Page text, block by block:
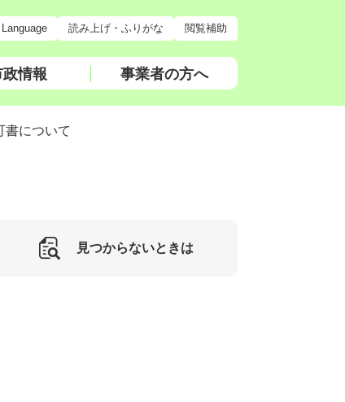
読み上げ・ふりがな 閲覧補助
政情報 事業者の方へ
書について
見つからないときは